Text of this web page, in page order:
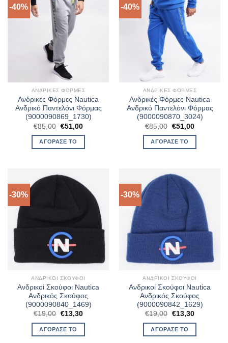
-40%
ΑΝΔΡΙΚΈΣ ΦΌΡΜΕΣ
Ανδρικές Φόρμες Nautica
Ανδρικό Παντελόνι Φόρμας
(9000090869_1730)
€85,00 Original
price
was:
€85,00.
€51,00Η
ΑΓΌΡΑΣΈ ΤΟ
-40%
ΑΝΔΡΙΚΈΣ ΦΌΡΜΕΣ
Ανδρικές Φόρμες Nautica
Ανδρικό Παντελόνι Φόρμας
(9000090870_3024)
€85,00 Original
price
was:
€85,00.
€51,00Η
ΑΓΌΡΑΣΈ ΤΟ
-30%
ΑΝΔΡΙΚΟΊ ΣΚΟΎΦΟΙ
Ανδρικοί Σκούφοι Nautica
Ανδρικός Σκούφος
(9000090840_1469)
€19,00 Original
was:
€19,00.
€13,30Η
ΑΓΌΡΑΣΈ ΤΟ
-30%
ΑΝΔΡΙΚΟΊ ΣΚΟΎΦΟΙ
Ανδρικοί Σκούφοι Nautica
Ανδρικός Σκούφος
(9000090842_1629)
€19,00 Original
was:
€19,00.
€13,30Η
ΑΓΌΡΑΣΈ ΤΟ